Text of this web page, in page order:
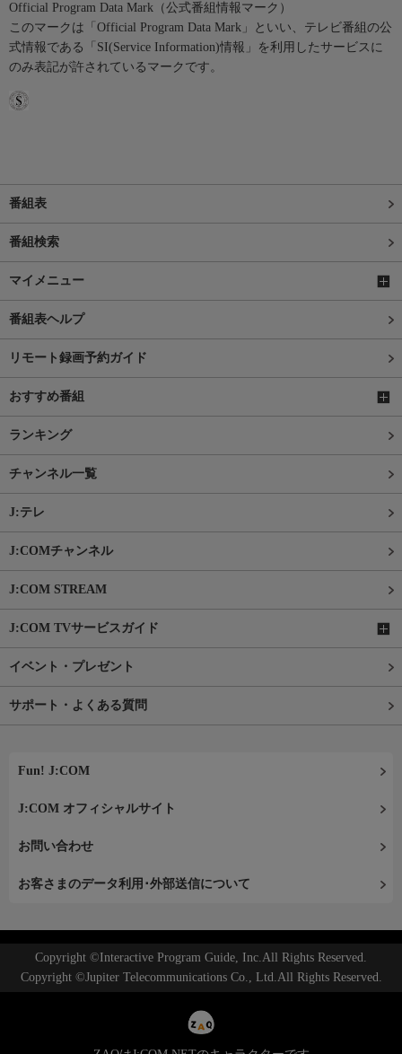
Official Program Data Mark（公式番組情報マーク）
このマークは「Official Program Data Mark」といい、テレビ番組の公
式情報である「SI(Service Information)情報」を利用したサービスに
のみ表記が許されているマークです。
番組表
番組検索
マイメニュー
番組表ヘルプ
リモート録画予約ガイド
おすすめ番組
ランキング
チャンネル一覧
J:テレ
J:COMチャンネル
J:COM STREAM
J:COM TVサービスガイド
イベント・プレゼント
サポート・よくある質問
Fun! J:COM
J:COM オフィシャルサイト
お問い合わせ
お客さまのデータ利用･外部送信について
Copyright ©Interactive Program Guide, Inc.All Rights Reserved.
Copyright ©Jupiter Telecommunications Co., Ltd.All Rights Reserved.